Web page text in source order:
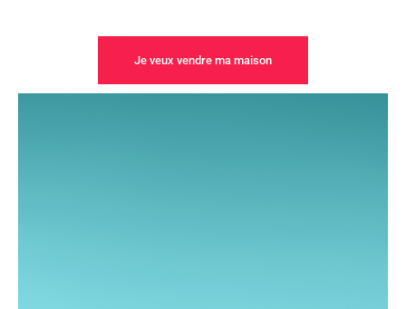
Je veux vendre ma maison